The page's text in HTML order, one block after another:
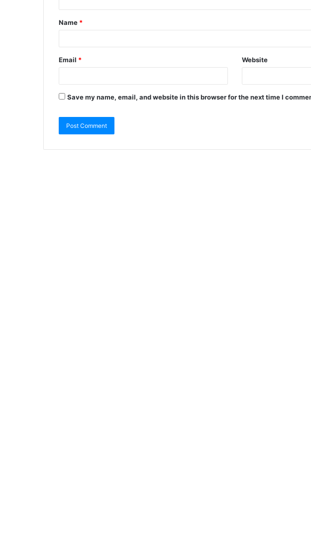
Name *
Email * Website
Save my name, email, and website in this browser for the next time I